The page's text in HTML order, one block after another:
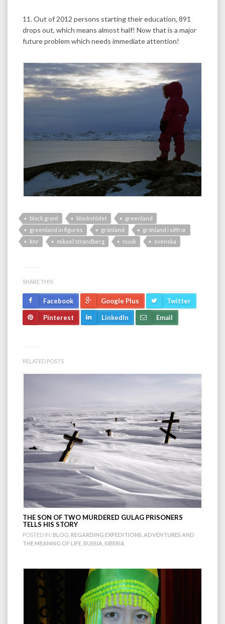
11. Out of 2012 persons starting their education, 891
drops out, which means almost half! Now that is a major
future problem which needs immediate attention!
block grant blockstödet
greenland
greenland in figures
grönland
grönland i siffror
knr
mikael strandberg nuuk svenska
SHARE THIS:
Facebook Google Plus Twitter
Pinterest LinkedIn Email
RELATED POSTS
THE SON OF TWO MURDERED GULAG PRISONERS
TELLS HIS STORY
POSTED IN: BLOG REGARDING EXPEDITIONS, ADVENTURES AND
THE MEANING OF LIFE RUSSIA SIBERIA